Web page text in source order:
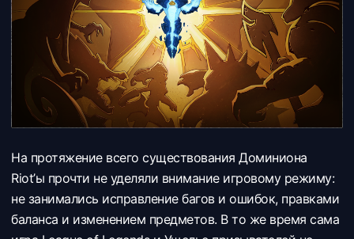
На протяжение всего существования Доминиона
Riot’ы прочти не уделяли внимание игровому режиму:
не занимались исправление багов и ошибок, правками
баланса и изменением предметов. В то же время сама